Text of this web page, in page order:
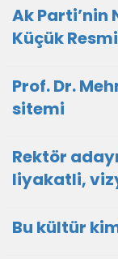
Ak Parti’nin
Küçük
Prof. Dr.
sitemi
Rektör
liyakatli,
Bu kültür